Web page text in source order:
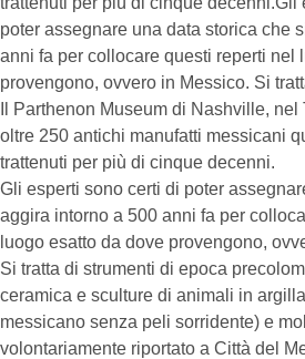
poter assegnare una data storica che
anni fa per collocare questi reperti nel
provengono, ovvero in Messico. Si
Il Parthenon Museum di Nashville,
oltre 250 antichi manufatti messicani
trattenuti per più di cinque decenni.
Gli esperti sono certi di poter
aggira intorno a 500 anni fa per
luogo esatto da dove provengono,
Si tratta di strumenti di epoca
ceramica e sculture di animali in
messicano senza peli sorridente) e
volontariamente riportato a Città del